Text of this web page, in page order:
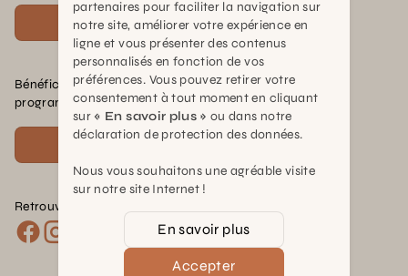
S'inscrire
Bénéficiez de nombreux avantages en rejoignant notre
programme de fidélité.
Voir plus
Retrouvez nous sur les réseaux :
partenaires pour faciliter la navigation sur
notre site, améliorer votre expérience en
ligne et vous présenter des contenus
personnalisés en fonction de vos
préférences. Vous pouvez retirer votre
consentement à tout moment en cliquant
sur « En savoir plus » ou dans notre
déclaration de protection des données.
Nous vous souhaitons une agréable visite
sur notre site Internet !
En savoir plus
Accepter